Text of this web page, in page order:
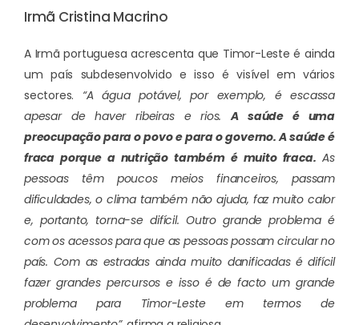
Irmã Cristina Macrino
A Irmã portuguesa acrescenta que Timor-Leste é ainda
um país subdesenvolvido e isso é visível em vários
sectores. “A água potável, por exemplo, é escassa
apesar de haver ribeiras e rios.A saúde é uma
preocupação para o povo e para o governo. A saúde é
fraca porque a nutrição também é muito fraca. As
pessoas têm poucos meios financeiros, passam
dificuldades, o clima também não ajuda, faz muito calor
e, portanto, torna-se difícil. Outro grande problema é
com os acessos para que as pessoas possam circular no
país. Com as estradas ainda muito danificadas é difícil
fazer grandes percursos e isso é de facto um grande
problema para Timor-Leste em termos de